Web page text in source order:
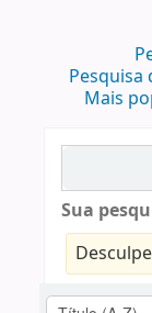
Mais
Sua